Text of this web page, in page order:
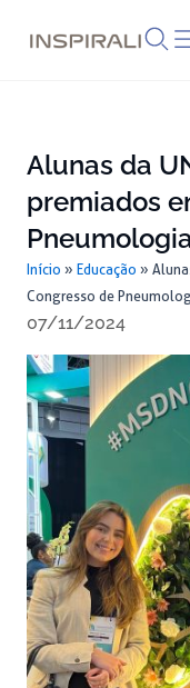
Alunas da
premiados
Início » Educação »
Congresso de
07/11/2024